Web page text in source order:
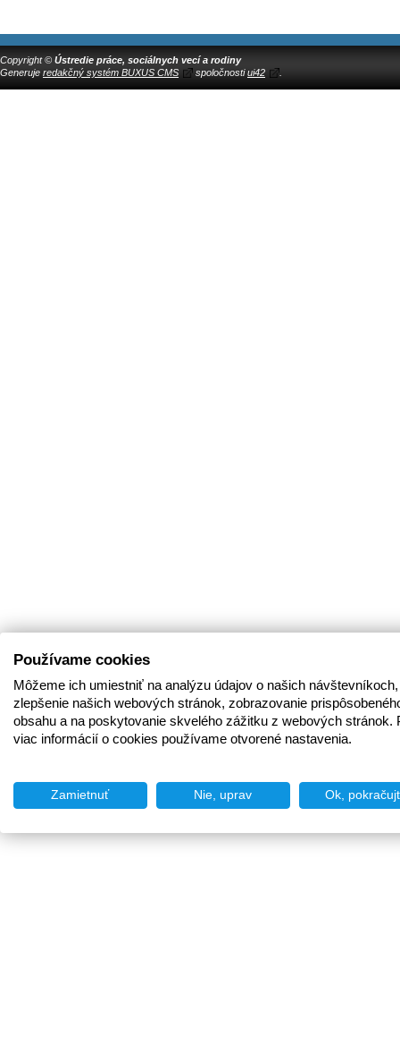
Copyright © Ústredie práce, sociálnych vecí a rodiny
Generuje redakčný systém BUXUS CMS spoločnostiui42
Používame cookies
Môžeme ich umiestniť na analýzu údajov o našich
zlepšenie našich webových stránok, zobrazovanie
obsahu a na poskytovanie skvelého zážitku z webových stránok.
viac informácií o cookies používame otvorené nastavenia.
Zamietnuť Nie, uprav Ok,